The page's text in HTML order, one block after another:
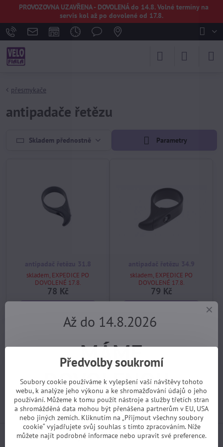
PROVOZOVNA UZAVŘENA - DOVOLENÁ do 14.8. Volné termíny na
servis kol až po dovolené od 17.8.
přesmykače
antipadače řetězu
Skladem přednostně Parametry
skladem, EXPEDICE PO
DOVOLENÉ 17.8.
78 Kč
skladem, EXPEDICE PO
DOVOLENÉ 17.8.
79 Kč
Potřebujete poradit?
tomas​@velofiala​.cz
Jak jsou s našimi službami spokojeni samotní
Předvolby soukromí
Soubory cookie používáme k vylepšení vaší návštěvy tohoto
webu, k analýze jeho výkonu a ke shromažďování údajů o jeho
používání. Můžeme k tomu použít nástroje a služby třetích stran
a shromážděná data mohou být přenášena partnerům v EU, USA
nebo jiných zemích. Kliknutím na „Přijmout všechny soubory
cookie“ vyjadřujete svůj souhlas s tímto zpracováním. Níže
můžete najít podrobné informace nebo upravit své preference.
Až do 14.8.2026
MÁME
DOVOLENOU.
Objednávky z e-shopu budeme
vyřizovat 17.8.